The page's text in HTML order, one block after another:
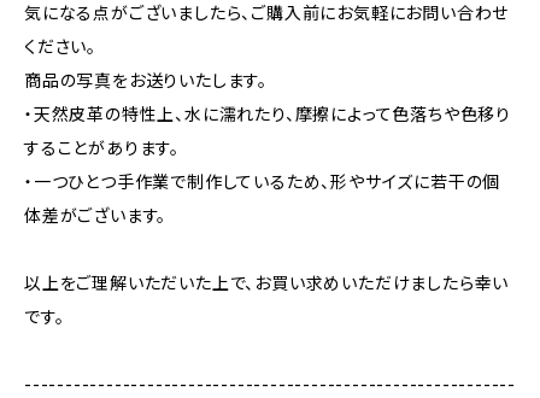
気になる点がございましたら、ご購入前にお気軽にお問い合わせ
ください。
商品の写真をお送りいたします。
・天然皮革の特性上、水に濡れたり、摩擦によって色落ちや色移り
することがあります。
・一つひとつ手作業で制作しているため、形やサイズに若干の個
体差がございます。
以上をご理解いただいた上で、お買い求めいただけましたら幸い
です。
------------------------------------------------------------